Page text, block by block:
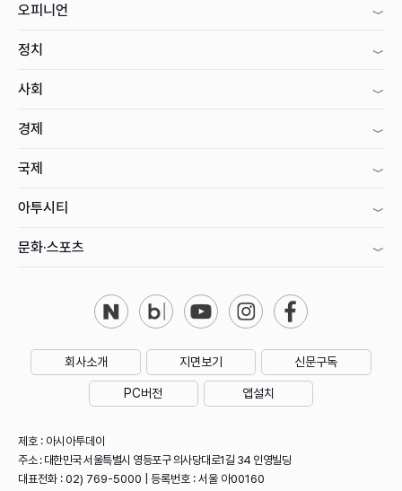
오피니언
정치
사회
경제
국제
아투시티
문화·스포츠
회사소개 지면보기 신문구독
PC버전 앱설치
제호 : 아시아투데이
주소 : 대한민국 서울특별시 영등포구 의사당대로1길 34 인영빌딩
대표전화 : 02) 769-5000 | 등록번호 : 서울 아00160